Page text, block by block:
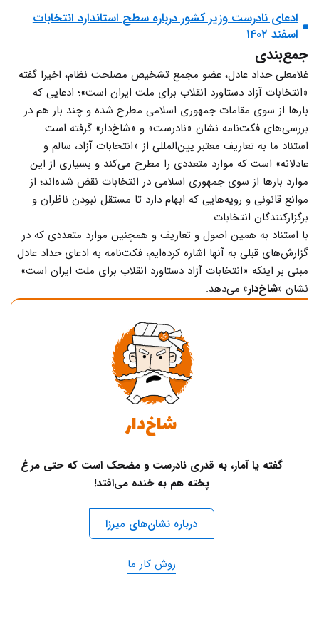
ادعای نادرست وزیر کشور درباره سطح استاندارد انتخابات
اسفند ۱۴۰۲
جمع‌بندی
غلامعلی حداد عادل، عضو مجمع تشخیص مصلحت نظام، اخیرا گفته
«انتخابات آزاد دستاورد انقلاب برای ملت ایران است»؛ ادعایی که
بارها از سوی مقامات جمهوری اسلامی مطرح شده و چند بار هم در
بررسی‌های فکت‌نامه نشان «نادرست» و «شاخ‌دار» گرفته است.
استناد ما به تعاریف معتبر یین‌المللی از «انتخابات آزاد، سالم و
عادلانه» است که موارد متعددی را مطرح می‌کند و بسیاری از این
موارد بارها از سوی جمهوری اسلامی در انتخابات نقض شده‌اند؛ از
موانع قانونی و رویه‌هایی که ابهام دارد تا مستقل نبودن ناظران و
برگزارکنندگان انتخابات.
با استناد به همین اصول و تعاریف و همچنین موارد متعددی که در
گزارش‌های قبلی به آنها اشاره کرده‌ایم، فکت‌نامه به ادعای حداد عادل
مبنی بر اینکه «انتخابات آزاد دستاورد انقلاب برای ملت ایران است»
نشان «شاخ‌دار» می‌دهد.
شاخ‌دار
گفته یا آمار، به قدری نادرست و مضحک است که حتی مرغ
پخته هم به خنده می‌افتد!
درباره نشان‌های میرزا
روش کار ما